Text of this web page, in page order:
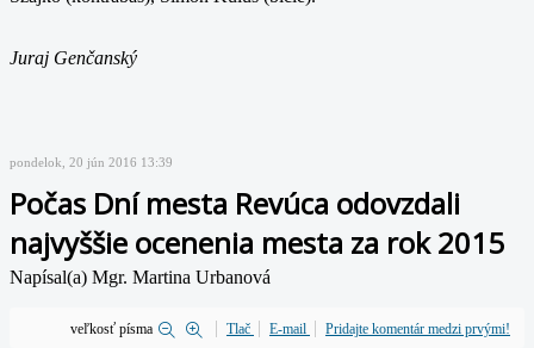
Juraj Genčanský
pondelok, 20 jún 2016 13:39
Počas Dní mesta Revúca odovzdali
najvyššie ocenenia mesta za rok 2015
Napísal(a) Mgr. Martina Urbanová
veľkosť písma Tlač E-mail Pridajte komentár medzi prvými!